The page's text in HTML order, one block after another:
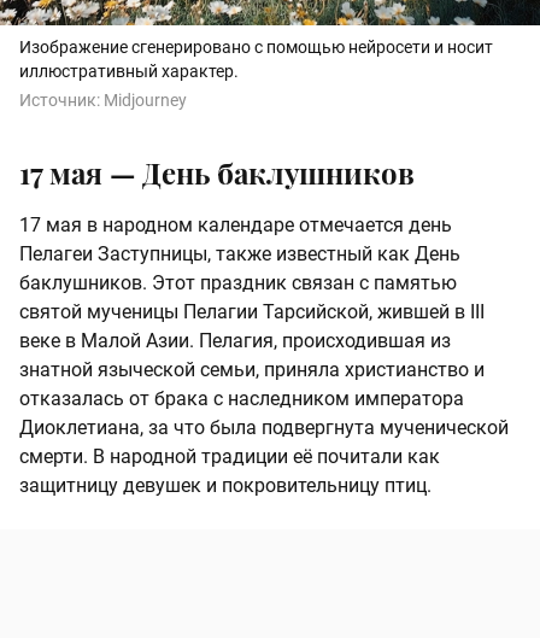
Изображение сгенерировано с помощью нейросети и носит
иллюстративный характер.
Источник: Midjourney
17 мая — День баклушников
17 мая в народном календаре отмечается день
Пелагеи Заступницы, также известный как День
баклушников. Этот праздник связан с памятью
святой мученицы Пелагии Тарсийской, жившей в III
веке в Малой Азии. Пелагия, происходившая из
знатной языческой семьи, приняла христианство и
отказалась от брака с наследником императора
Диоклетиана, за что была подвергнута мученической
смерти. В народной традиции её почитали как
защитницу девушек и покровительницу птиц.